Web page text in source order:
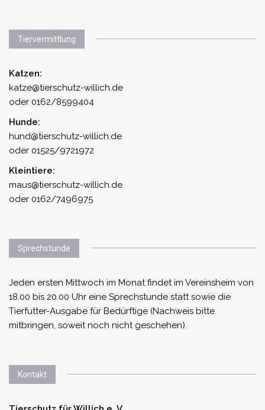
Tiervermittlung
Katzen:
katze@tierschutz-willich.de
oder 0162/8599404
Hunde:
hund@tierschutz-willich.de
oder 01525/9721972
Kleintiere:
maus@tierschutz-willich.de
oder 0162/7496975
Sprechstunde
Jeden ersten Mittwoch im Monat findet im Vereinsheim von
18.00 bis 20.00 Uhr eine Sprechstunde statt sowie die
Tierfutter-Ausgabe für Bedürftige (Nachweis bitte
mitbringen, soweit noch nicht geschehen).
Kontakt